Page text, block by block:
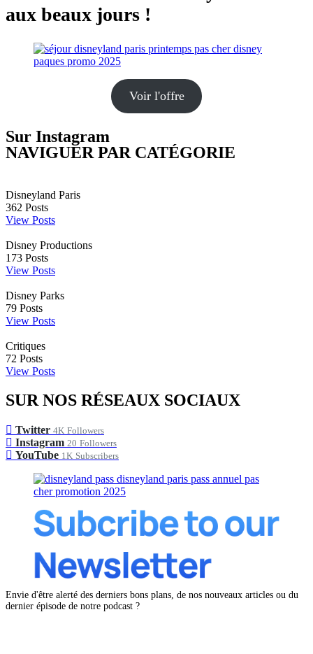
aux beaux jours !
Voir l'offre
Sur Instagram
NAVIGUER PAR CATÉGORIE
Disneyland Paris
362 Posts
View Posts
Disney Productions
173 Posts
View Posts
Disney Parks
79 Posts
View Posts
Critiques
72 Posts
View Posts
SUR NOS RÉSEAUX SOCIAUX
Twitter 4K Followers
Instagram 20 Followers
YouTube 1K Subscribers
Envie d'être alerté des derniers bons plans, de nos nouveaux articles ou du
dernier épisode de notre podcast ?